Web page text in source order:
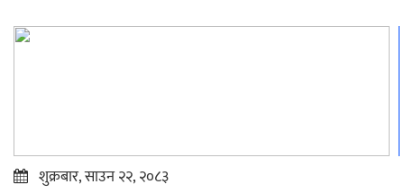
शुक्रबार, साउन २२, २०८३